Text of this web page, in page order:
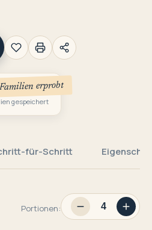
erprobt
gespeichert
für-Schritt
Portionen: